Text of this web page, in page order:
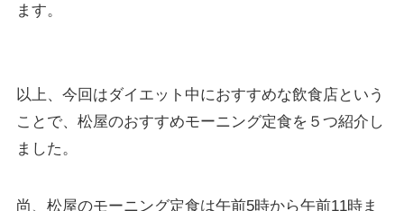
ます。
以上、今回はダイエット中におすすめな飲食店という
ことで、松屋のおすすめモーニング定食を５つ紹介し
ました。
尚、松屋のモーニング定食は午前5時から午前11時ま